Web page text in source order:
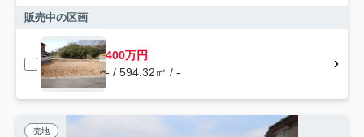
販売中の区画
400万円
- / 594.32㎡ / -
売地